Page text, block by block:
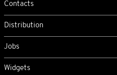
Contacts
Distribution
Jobs
Widgets